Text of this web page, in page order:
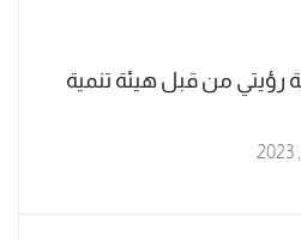
رؤيتي من قبل هيئة تنمية